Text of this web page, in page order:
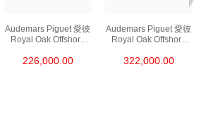
Audemars Piguet 愛彼
Royal Oak Offshore
26420so.Oo.A002ca.0
226,000.00
Audemars Piguet 愛彼
Royal Oak Offshore
26420so.Oo.A600ca.0
322,000.00